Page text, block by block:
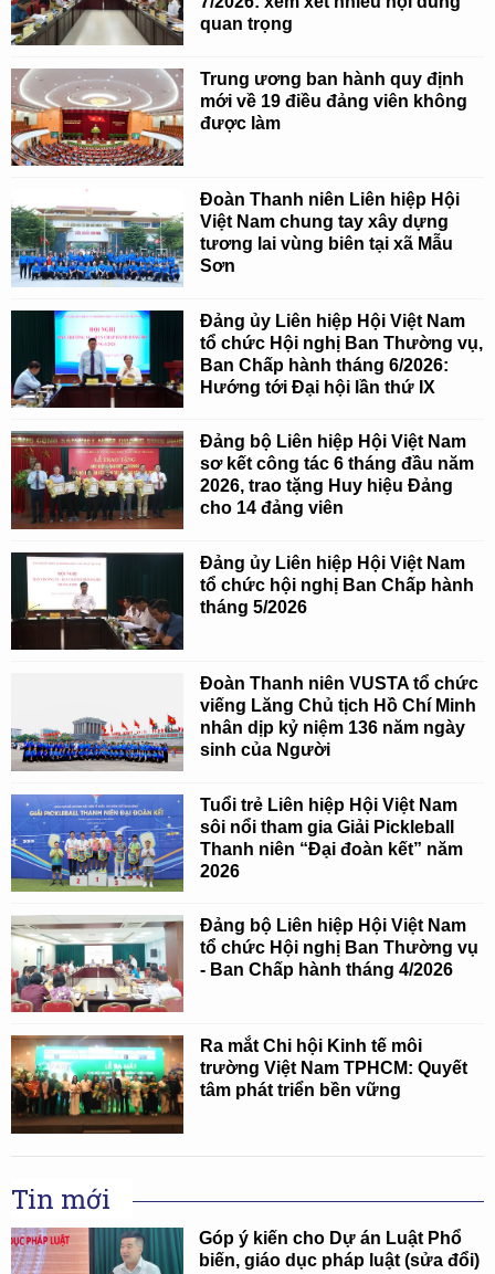
quan trọng
Trung ương ban hành quy định
mới về 19 điều đảng viên không
được làm
Đoàn Thanh niên Liên hiệp Hội
Việt Nam chung tay xây dựng
tương lai vùng biên tại xã Mẫu
Sơn
Đảng ủy Liên hiệp Hội Việt Nam
tổ chức Hội nghị Ban Thường vụ,
Ban Chấp hành tháng 6/2026:
Hướng tới Đại hội lần thứ IX
Đảng bộ Liên hiệp Hội Việt Nam
sơ kết công tác 6 tháng đầu năm
2026, trao tặng Huy hiệu Đảng
cho 14 đảng viên
Đảng ủy Liên hiệp Hội Việt Nam
tổ chức hội nghị Ban Chấp hành
tháng 5/2026
Đoàn Thanh niên VUSTA tổ chức
viếng Lăng Chủ tịch Hồ Chí Minh
nhân dịp kỷ niệm 136 năm ngày
sinh của Người
Tuổi trẻ Liên hiệp Hội Việt Nam
sôi nổi tham gia Giải Pickleball
Thanh niên “Đại đoàn kết” năm
2026
Đảng bộ Liên hiệp Hội Việt Nam
tổ chức Hội nghị Ban Thường vụ
- Ban Chấp hành tháng 4/2026
Ra mắt Chi hội Kinh tế môi
trường Việt Nam TPHCM: Quyết
tâm phát triển bền vững
Tin mới
Góp ý kiến cho Dự án Luật Phổ
biến, giáo dục pháp luật (sửa đổi)